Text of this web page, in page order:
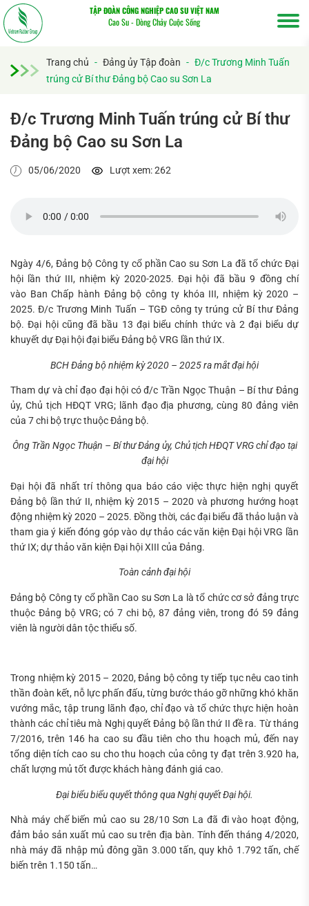
TẬP ĐOÀN CÔNG NGHIỆP CAO SU VIỆT NAM
Cao Su - Dòng Chảy Cuộc Sống
Trang chủ - Đảng ủy Tập đoàn - Đ/c Trương Minh Tuấn
trúng cử Bí thư Đảng bộ Cao su Sơn La
Đ/c Trương Minh Tuấn trúng cử Bí thư
Đảng bộ Cao su Sơn La
05/06/2020 Lượt xem: 262
Ngày 4/6, Đảng bộ Công ty cổ phần Cao su Sơn La đã tổ chức Đại
hội lần thứ III, nhiệm kỳ 2020-2025. Đại hội đã bầu 9 đồng chí
vào Ban Chấp hành Đảng bộ công ty khóa III, nhiệm kỳ 2020 –
2025. Đ/c Trương Minh Tuấn – TGĐ công ty trúng cử Bí thư Đảng
bộ. Đại hội cũng đã bầu 13 đại biểu chính thức và 2 đại biểu dự
khuyết dự Đại hội đại biểu Đảng bộ VRG lần thứ IX.
BCH Đảng bộ nhiệm kỳ 2020 – 2025 ra mắt đại hội
Tham dự và chỉ đạo đại hội có đ/c Trần Ngọc Thuận – Bí thư Đảng
ủy, Chủ tịch HĐQT VRG; lãnh đạo địa phương, cùng 80 đảng viên
của 7 chi bộ trực thuộc Đảng bộ.
Ông Trần Ngọc Thuận – Bí thư Đảng ủy, Chủ tịch HĐQT VRG chỉ đạo tại
đại hội
Đại hội đã nhất trí thông qua báo cáo việc thực hiện nghị quyết
Đảng bộ lần thứ II, nhiệm kỳ 2015 – 2020 và phương hướng hoạt
động nhiệm kỳ 2020 – 2025. Đồng thời, các đại biểu đã thảo luận và
tham gia ý kiến đóng góp vào dự thảo các văn kiện Đại hội VRG lần
thứ IX; dự thảo văn kiện Đại hội XIII của Đảng.
Toàn cảnh đại hội
Đảng bộ Công ty cổ phần Cao su Sơn La là tổ chức cơ sở đảng trực
thuộc Đảng bộ VRG; có 7 chi bộ, 87 đảng viên, trong đó 59 đảng
viên là người dân tộc thiểu số.
Trong nhiệm kỳ 2015 – 2020, Đảng bộ công ty tiếp tục nêu cao tinh
thần đoàn kết, nỗ lực phấn đấu, từng bước tháo gỡ những khó khăn
vướng mắc, tập trung lãnh đạo, chỉ đạo và tổ chức thực hiện hoàn
thành các chỉ tiêu mà Nghị quyết Đảng bộ lần thứ II đề ra. Từ tháng
7/2016, trên 146 ha cao su đầu tiên cho thu hoạch mủ, đến nay
tổng diện tích cao su cho thu hoạch của công ty đạt trên 3.920 ha,
chất lượng mủ tốt được khách hàng đánh giá cao.
Đại biểu biểu quyết thông qua Nghị quyết Đại hội.
Nhà máy chế biến mủ cao su 28/10 Sơn La đã đi vào hoạt động,
đảm bảo sản xuất mủ cao su trên địa bàn. Tính đến tháng 4/2020,
nhà máy đã nhập mủ đông gần 3.000 tấn, quy khô 1.792 tấn, chế
biến trên 1.150 tấn…
Tìm
kiếm...